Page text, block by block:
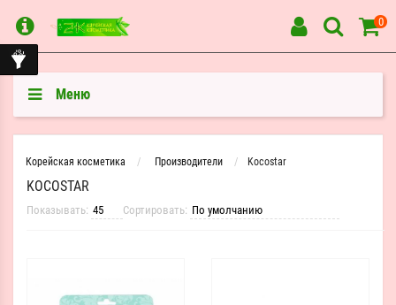
0
Меню
Корейская косметика Производители Kocostar
KOCOSTAR
Показывать: Сортировать: